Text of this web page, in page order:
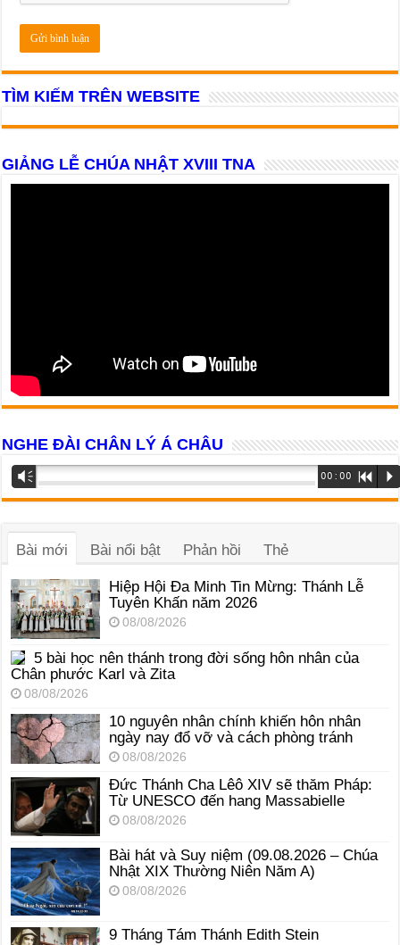
TÌM KIẾM TRÊN WEBSITE
GIẢNG LỄ CHÚA NHẬT XVIII TNA
NGHE ĐÀI CHÂN LÝ Á CHÂU
Trình
phát
âm
Vm 00:00 R P
Bài mới Bài nổi bật Phản hồi Thẻ
Hiệp Hội Đa Minh Tin Mừng: Thánh Lễ
Tuyên Khấn năm 2026
08/08/2026
5 bài học nên thánh trong đời sống hôn nhân của
Chân phước Karl và Zita
08/08/2026
10 nguyên nhân chính khiến hôn nhân
ngày nay đổ vỡ và cách phòng tránh
08/08/2026
Đức Thánh Cha Lêô XIV sẽ thăm Pháp:
Từ UNESCO đến hang Massabielle
08/08/2026
Bài hát và Suy niệm (09.08.2026 – Chúa
Nhật XIX Thường Niên Năm A)
08/08/2026
9 Tháng Tám Thánh Edith Stein